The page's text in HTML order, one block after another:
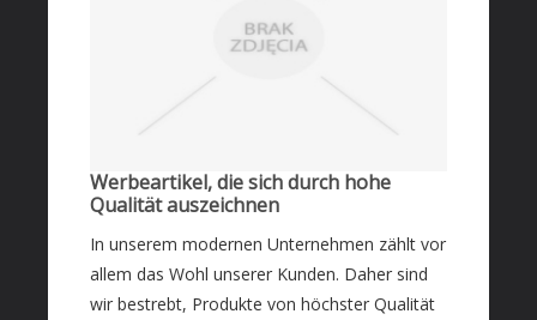
Werbeartikel, die sich durch hohe
Qualität auszeichnen
In unserem modernen Unternehmen zählt vor
allem das Wohl unserer Kunden. Daher sind
wir bestrebt, Produkte von höchster Qualität